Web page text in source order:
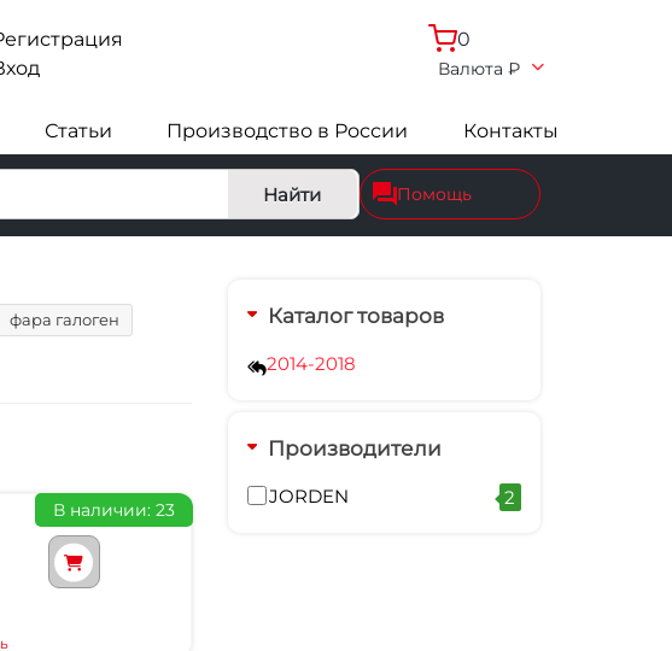
0
Валюта ₽
Статьи Производство в России Контакты
Найти Помощь
фара галоген
В наличии: 23
Каталог товаров
2014-2018
Производители
JORDEN 2